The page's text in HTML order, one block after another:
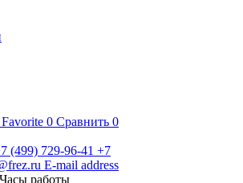
Favorite 0 Сравнить 0
(499) 729-96-41 +7
E-mail address
Часы работы